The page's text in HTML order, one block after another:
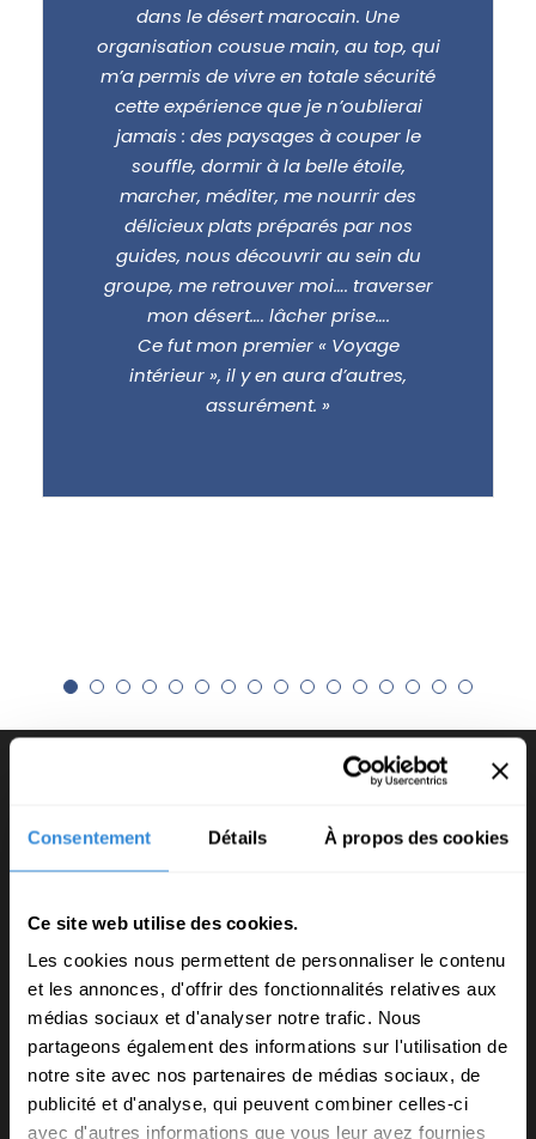
Consentement Détails À propos des cookies
Ce site web utilise des cookies.
Les cookies nous permettent de personnaliser le contenu
et les annonces, d'offrir des fonctionnalités relatives aux
médias sociaux et d'analyser notre trafic. Nous
partageons également des informations sur l'utilisation de
notre site avec nos partenaires de médias sociaux, de
publicité et d'analyse, qui peuvent combiner celles-ci
avec d'autres informations que vous leur avez fournies
dans le désert marocain. Une
organisation cousue main, au top, qui
m’a permis de vivre en totale sécurité
cette expérience que je n’oublierai
jamais : des paysages à couper le
souffle, dormir à la belle étoile,
marcher, méditer, me nourrir des
délicieux plats préparés par nos
guides, nous découvrir au sein du
groupe, me retrouver moi…. traverser
mon désert…. lâcher prise….
Ce fut mon premier « Voyage
intérieur », il y en aura d’autres,
assurément. »
NOUS CONTACTER
+33 (0)5 57 97 30 82
contact@voyages-interieurs.com
VOYAGES INTERIEURS & VOUS